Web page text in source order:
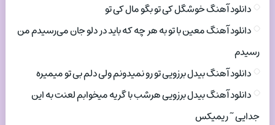
دانلود آهنگ خوشگل کی تو بگو مال کی تو
دانلود آهنگ معین با تو به هر چه که باید در دلو جان می‌رسیدم من
رسیدم
دانلود آهنگ بیدل برزویی تو رو نمیدونم ولی دلم بی تو میمیره
دانلود آهنگ بیدل برزویی هرشب با گریه میخوابم لعنت به این
جدایی ~ ریمیکس